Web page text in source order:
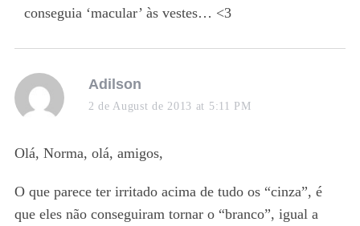
conseguia ‘macular’ às vestes… <3
s
a
s
Adilson
2 de August de 2013 at 5:11 PM
Olá, Norma, olá, amigos,
O que parece ter irritado acima de tudo os “cinza”, é
que eles não conseguiram tornar o “branco”, igual a